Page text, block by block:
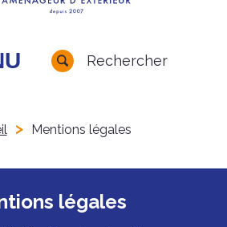
Rechercher
> Mentions légales
légales